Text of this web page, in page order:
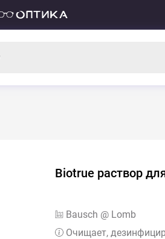
Biotrue раствор
Bausch @ Lomb
Очищает,